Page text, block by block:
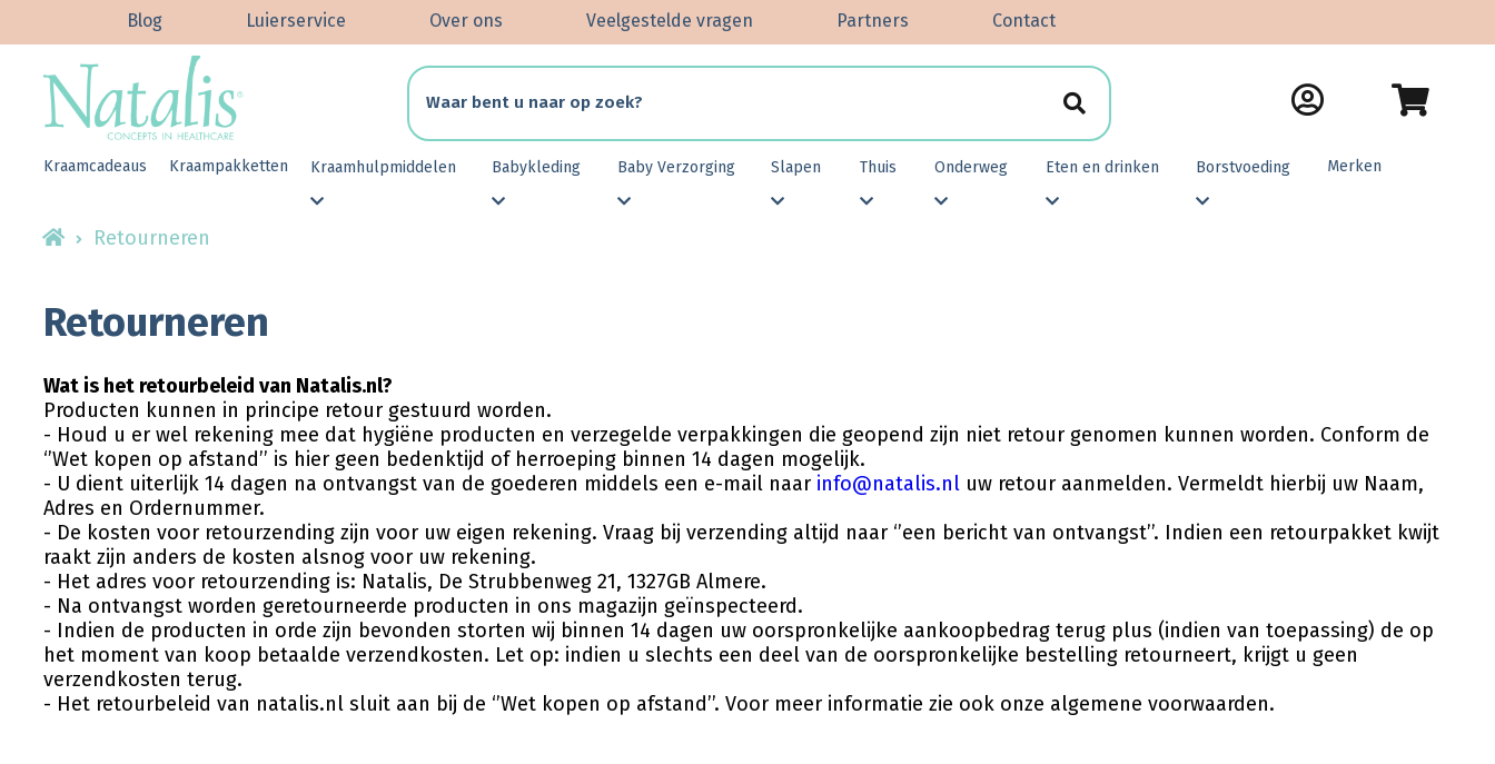
Contact
Partners
Veelgestelde vragen
Over ons
Luierservice
Blog
Kraamcadeaus Kraampakketten Kraamhulpmiddelen Babykleding Baby Verzorging Slapen Thuis Onderweg Eten en drinken Borstvoeding Merken
Retourneren
Retourneren
Wat is het retourbeleid van Natalis.nl?
Producten kunnen in principe retour gestuurd worden.
- Houd u er wel rekening mee dat hygiëne producten en verzegelde verpakkingen die geopend zijn niet retour genomen kunnen worden. Conform de
‘’Wet kopen op afstand’’ is hier geen bedenktijd of herroeping binnen 14 dagen mogelijk.
- U dient uiterlijk 14 dagen na ontvangst van de goederen middels een e-mail naar info@natalis.nl uw retour aanmelden. Vermeldt hierbij uw Naam,
Adres en Ordernummer.
- De kosten voor retourzending zijn voor uw eigen rekening. Vraag bij verzending altijd naar ‘’een bericht van ontvangst’’. Indien een retourpakket kwijt
raakt zijn anders de kosten alsnog voor uw rekening.
- Het adres voor retourzending is: Natalis, De Strubbenweg 21, 1327GB Almere.
- Na ontvangst worden geretourneerde producten in ons magazijn geïnspecteerd.
- Indien de producten in orde zijn bevonden storten wij binnen 14 dagen uw oorspronkelijke aankoopbedrag terug plus (indien van toepassing) de op
het moment van koop betaalde verzendkosten. Let op: indien u slechts een deel van de oorspronkelijke bestelling retourneert, krijgt u geen
verzendkosten terug.
- Het retourbeleid van natalis.nl sluit aan bij de ‘’Wet kopen op afstand’’. Voor meer informatie zie ook onze algemene voorwaarden.